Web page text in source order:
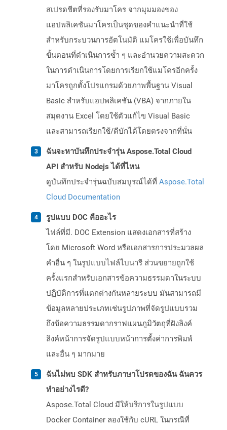
สเปรดชีตที่รองรับมาโคร จากมุมมองของ
แอปพลิเคชันมาโครเป็นชุดของคำแนะนำที่ใช้
สำหรับกระบวนการอัตโนมัติ แมโครใช้เพื่อบันทึก
ขั้นตอนที่ดำเนินการซ้ำ ๆ และอำนวยความสะดวก
ในการดำเนินการโดยการเรียกใช้แมโครอีกครั้ง
มาโครถูกตั้งโปรแกรมด้วยภาพพื้นฐาน Visual
Basic สำหรับแอปพลิเคชัน (VBA) จากภายใน
สมุดงาน Excel โดยใช้ตัวแก้ไข Visual Basic
และสามารถเรียกใช้/ดีบักได้โดยตรงจากที่นั่น
ฉันจะหาบันทึกประจำรุ่น Aspose.Total Cloud
API สำหรับ Nodejs ได้ที่ไหน
ดูบันทึกประจำรุ่นฉบับสมบูรณ์ได้ที่ Aspose.Total
Cloud Documentation
รูปแบบ DOC คืออะไร
ไฟล์ที่มี. DOC Extension แสดงเอกสารที่สร้าง
โดย Microsoft Word หรือเอกสารการประมวลผล
คำอื่น ๆ ในรูปแบบไฟล์ไบนารี ส่วนขยายถูกใช้
ครั้งแรกสำหรับเอกสารข้อความธรรมดาในระบบ
ปฏิบัติการที่แตกต่างกันหลายระบบ มันสามารถมี
ข้อมูลหลายประเภทเช่นรูปภาพที่จัดรูปแบบรวม
ถึงข้อความธรรมดากราฟแผนภูมิวัตถุที่ฝังลิงค์
ลิงค์หน้าการจัดรูปแบบหน้าการตั้งค่าการพิมพ์
และอื่น ๆ มากมาย
ฉันไม่พบ SDK สำหรับภาษาโปรดของฉัน ฉันควร
ทำอย่างไรดี?
Aspose.Total Cloud มีให้บริการในรูปแบบ
Docker Container ลองใช้กับ cURL ในกรณีที่